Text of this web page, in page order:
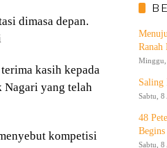
dimasa depan.
kasih kepada
Nagari yang telah
kompetisi
Ranah
Minggu,
Saling
Sabtu, 8
48
Sabtu, 8